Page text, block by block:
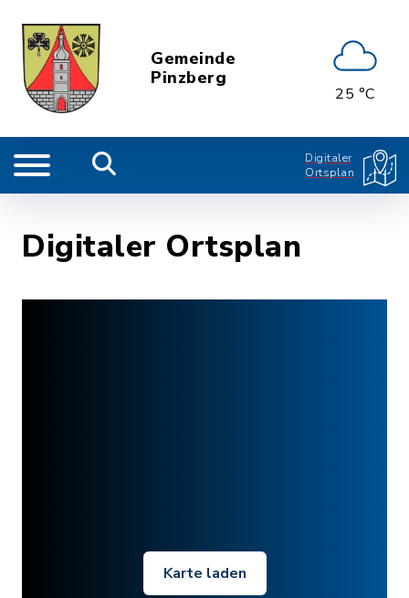
Gemeinde
Pinzberg
25 °C
Digitaler
Ortsplan
Digitaler Ortsplan
Karte laden